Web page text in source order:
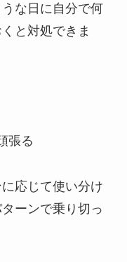
な日に自分で何
と対処できま
張る
応じて使い分け
ーンで乗り切っ